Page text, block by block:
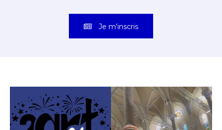
Je m'inscris